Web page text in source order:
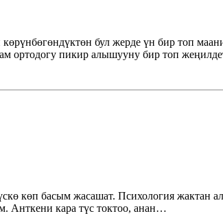
бул жерде үн бир топ
ортодогу пикир алышууну бир топ
көп басым жасашат. Психология жактан
Анткени кара түс токтоо, анан…